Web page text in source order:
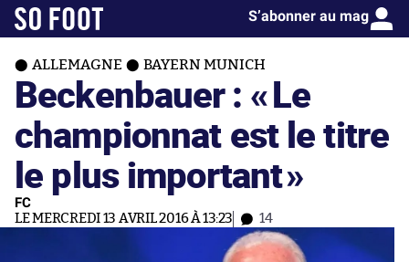
S’abonner au mag
ALLEMAGNE BAYERN MUNICH
Beckenbauer : «Le
championnat est le titre
le plus important»
FC
LE MERCREDI 13 AVRIL 2016 À 13:23 14